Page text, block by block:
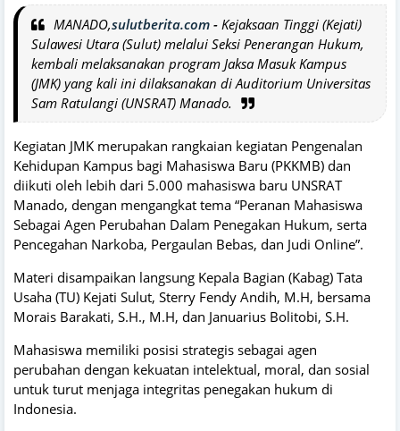
MANADO,sulutberita.com - Kejaksaan Tinggi (Kejati)
Sulawesi Utara (Sulut) melalui Seksi Penerangan Hukum,
kembali melaksanakan program Jaksa Masuk Kampus
(JMK) yang kali ini dilaksanakan di Auditorium Universitas
Sam Ratulangi (UNSRAT) Manado.
Kegiatan JMK merupakan rangkaian kegiatan Pengenalan
Kehidupan Kampus bagi Mahasiswa Baru (PKKMB) dan
diikuti oleh lebih dari 5.000 mahasiswa baru UNSRAT
Manado, dengan mengangkat tema “Peranan Mahasiswa
Sebagai Agen Perubahan Dalam Penegakan Hukum, serta
Pencegahan Narkoba, Pergaulan Bebas, dan Judi Online”.
Materi disampaikan langsung Kepala Bagian (Kabag) Tata
Usaha (TU) Kejati Sulut, Sterry Fendy Andih, M.H, bersama
Morais Barakati, S.H., M.H, dan Januarius Bolitobi, S.H.
Mahasiswa memiliki posisi strategis sebagai agen
perubahan dengan kekuatan intelektual, moral, dan sosial
untuk turut menjaga integritas penegakan hukum di
Indonesia.